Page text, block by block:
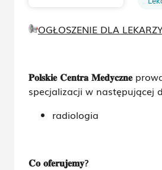
OGŁOSZENIE DLA
𝐏𝐨𝐥𝐬𝐤𝐢𝐞 𝐂𝐞𝐧𝐭𝐫𝐚 𝐌𝐞𝐝𝐲𝐜𝐳𝐧𝐞
specjalizacji w następującej
radiologia
𝐂𝐨 𝐨𝐟𝐞𝐫𝐮𝐣𝐞𝐦𝐲?